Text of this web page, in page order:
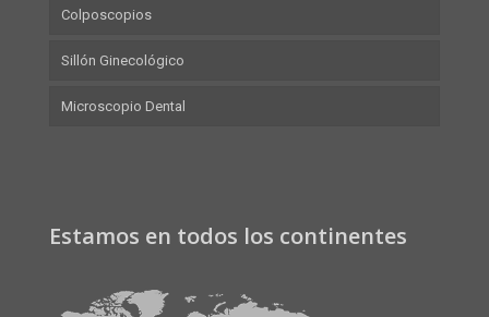
Colposcopios
Sillón Ginecológico
Microscopio Dental
Estamos en todos los continentes